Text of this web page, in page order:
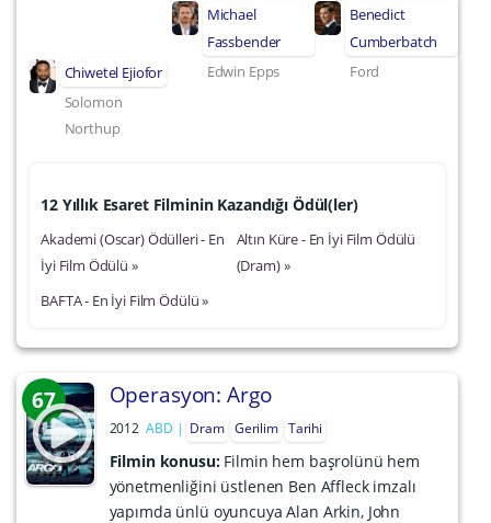
Chiwetel Ejiofor
Solomon
Northup
Michael
Fassbender
Edwin Epps
Benedict
Cumberbatch
Ford
12 Yıllık Esaret Filminin Kazandığı Ödül(ler)
Akademi (Oscar) Ödülleri - En
İyi Film Ödülü »
Altın Küre - En İyi Film Ödülü
(Dram) »
BAFTA - En İyi Film Ödülü »
67 Operasyon: Argo
2012 ABD Dram Gerilim Tarihi
Filmin konusu: Filmin hem başrolünü hem
yönetmenliğini üstlenen Ben Affleck imzalı
yapımda ünlü oyuncuya Alan Arkin, John